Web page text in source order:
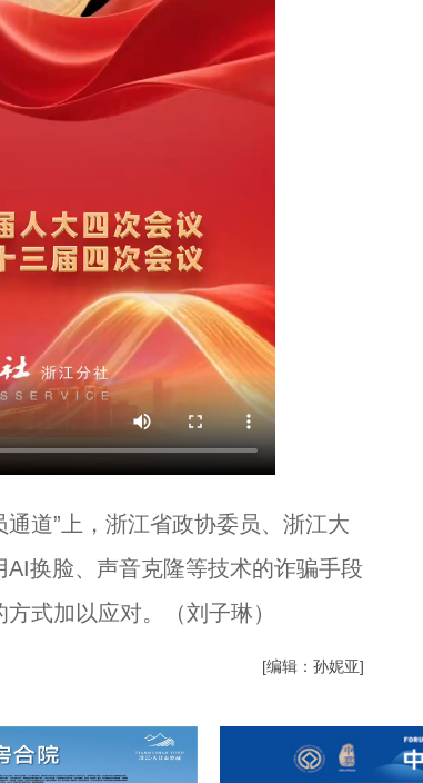
道”上，浙江省政协委员、浙江大
换脸、声音克隆等技术的诈骗手段
式加以应对。（刘子琳）
[编辑：孙妮亚]